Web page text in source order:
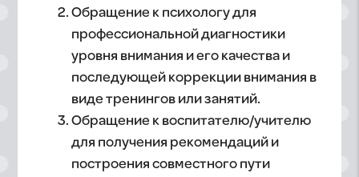
Обращение к психологу для
профессиональной диагностики
уровня внимания и его качества и
последующей коррекции внимания в
виде тренингов или занятий.
Обращение к воспитателю/учителю
для получения рекомендаций и
построения совместного пути